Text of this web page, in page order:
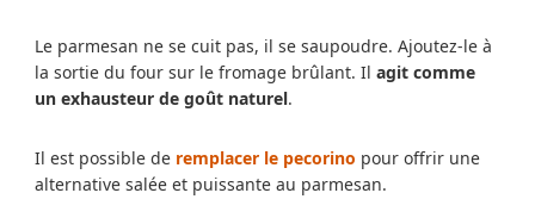
Le parmesan ne se cuit pas, il se saupoudre. Ajoutez-le à
la sortie du four sur le fromage brûlant. Il agit comme
un exhausteur de goût naturel.
Il est possible de remplacer le pecorino pour offrir une
alternative salée et puissante au parmesan.